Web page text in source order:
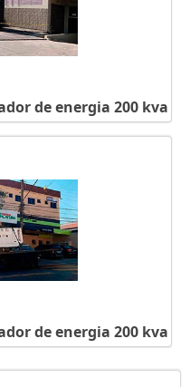
de energia 200 kva
de energia 200 kva